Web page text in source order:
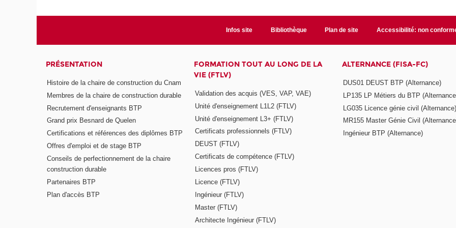
Infos site Bibliothèque Plan de site Accessibilité: non
PRÉSENTATION
Histoire de la chaire de construction du Cnam
Membres de la chaire de construction durable
Recrutement d'enseignants BTP
Grand prix Besnard de Quelen
Certifications et références des diplômes BTP
Offres d'emploi et de stage BTP
Conseils de perfectionnement de la chaire
construction durable
Partenaires BTP
Plan d'accès BTP
FORMATION TOUT AU LONG DE LA
VIE (FTLV)
Validation des acquis (VES, VAP, VAE)
Unité d'enseignement L1L2 (FTLV)
Unité d'enseignement L3+ (FTLV)
Certificats professionnels (FTLV)
DEUST (FTLV)
Certificats de compétence (FTLV)
Licences pros (FTLV)
Licence (FTLV)
Ingénieur (FTLV)
Master (FTLV)
Architecte Ingénieur (FTLV)
ALTERNANCE (FISA-FC)
DUS01 DEUST BTP (Alternance)
LP135 LP Métiers du BTP
LG035 Licence génie civil (Alternance)
MR155 Master Génie Civil
Ingénieur BTP (Alternance)